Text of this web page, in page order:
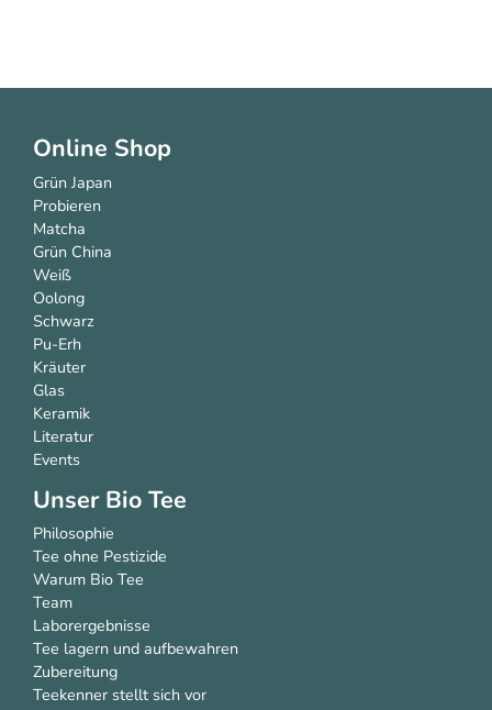
Grün Japan
Probieren
Matcha
Grün China
Weiß
Oolong
Schwarz
Pu-Erh
Kräuter
Glas
Keramik
Literatur
Events
Unser Bio Tee
Philosophie
Tee ohne Pestizide
Warum Bio Tee
Team
Laborergebnisse
Tee lagern und aufbewahren
Zubereitung
Teekenner stellt sich vor
Service